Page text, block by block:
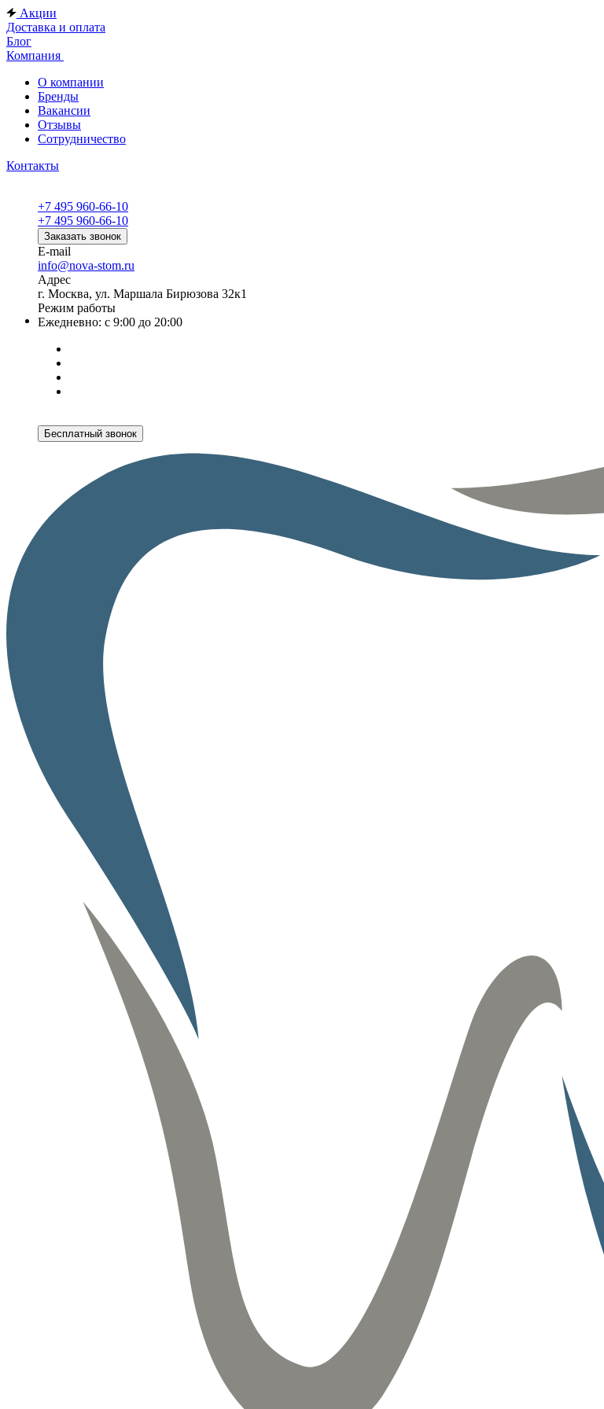
Акции
Доставка и оплата
Блог
Компания
О компании
Бренды
Вакансии
Отзывы
Сотрудничество
Контакты
+7 495 960-66-10
+7 495 960-66-10
Заказать звонок
E-mail
info@nova-stom.ru
Адрес
г. Москва, ул. Маршала Бирюзова 32к1
Режим работы
Ежедневно: с 9:00 до 20:00
Бесплатный звонок